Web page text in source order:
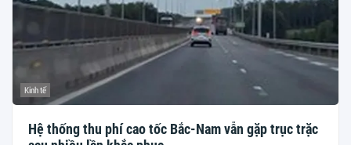
Kinh tế
Hệ thống thu phí cao tốc Bắc-Nam vẫn gặp trục trặc